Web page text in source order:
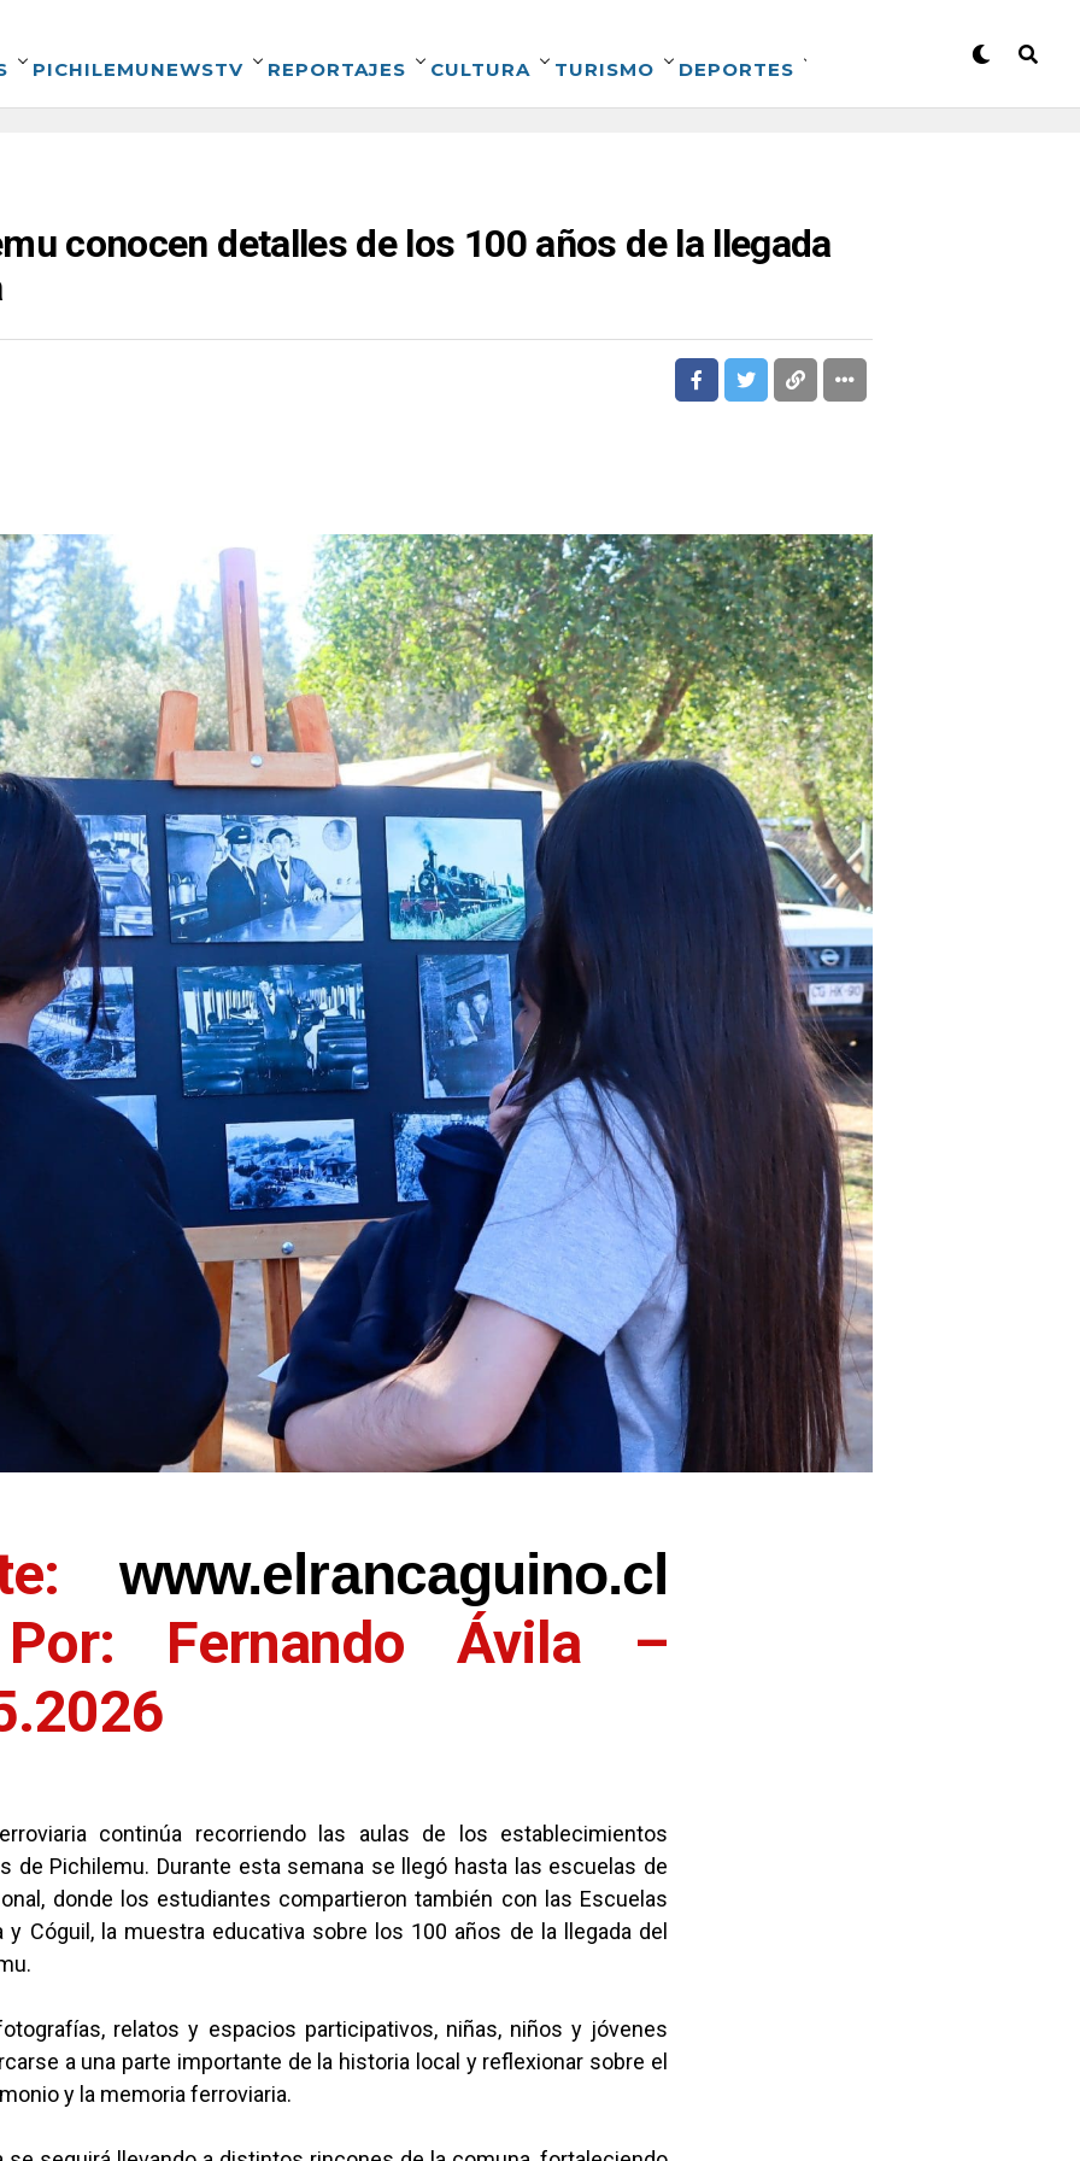
PICHILEMUNEWSTV REPORTAJES CULTURA TURISMO DEPORTES
conocen detalles de los 100 años de la llegada
www.elrancaguino.cl
Fernando Ávila –
continúa recorriendo las aulas de los establecimientos
de Pichilemu. Durante esta semana se llegó hasta las escuelas de
donde los estudiantes compartieron también con las Escuelas
y Cóguil, la muestra educativa sobre los 100 años de la llegada del
relatos y espacios participativos, niñas, niños y jóvenes
a una parte importante de la historia local y reflexionar sobre el
y la memoria ferroviaria.